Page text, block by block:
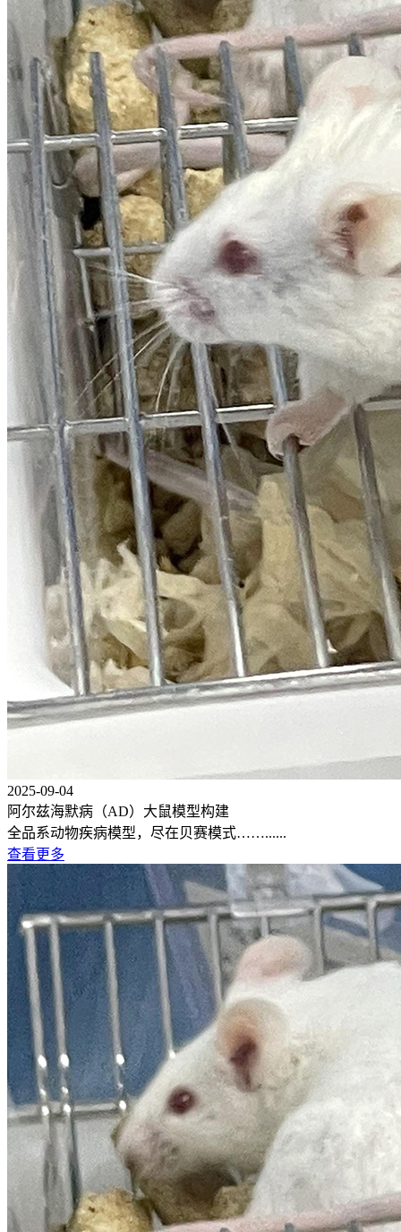
2025-09-04
阿尔兹海默病（AD）大鼠模型构建
全品系动物疾病模型，尽在贝赛模式……......
查看更多